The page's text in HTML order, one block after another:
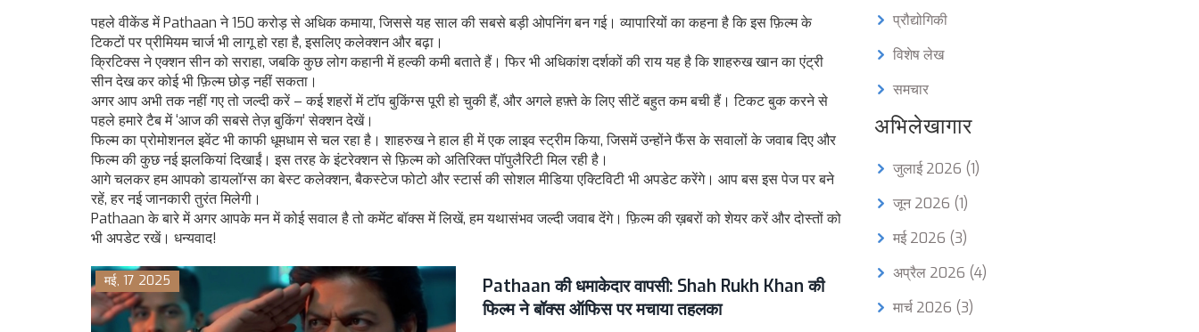
पहले वीकेंड में Pathaan ने 150 करोड़ से अधिक कमाया, जिससे यह साल की सबसे बड़ी ओपनिंग बन गई। व्यापारियों का कहना है कि इस फ़िल्म के
टिकटों पर प्रीमियम चार्ज भी लागू हो रहा है, इसलिए कलेक्शन और बढ़ा।
क्रिटिक्स ने एक्शन सीन को सराहा, जबकि कुछ लोग कहानी में हल्की कमी बताते हैं। फिर भी अधिकांश दर्शकों की राय यह है कि शाहरुख खान का एंट्री
सीन देख कर कोई भी फ़िल्म छोड़ नहीं सकता।
अगर आप अभी तक नहीं गए तो जल्दी करें – कई शहरों में टॉप बुकिंग्स पूरी हो चुकी हैं, और अगले हफ़्ते के लिए सीटें बहुत कम बची हैं। टिकट बुक करने से
पहले हमारे टैब में ‘आज की सबसे तेज़ बुकिंग’ सेक्शन देखें।
फिल्म का प्रोमोशनल इवेंट भी काफी धूमधाम से चल रहा है। शाहरुख ने हाल ही में एक लाइव स्ट्रीम किया, जिसमें उन्होंने फैंस के सवालों के जवाब दिए और
फिल्म की कुछ नई झलकियां दिखाईं। इस तरह के इंटरेक्शन से फ़िल्म को अतिरिक्त पॉपुलैरिटी मिल रही है।
आगे चलकर हम आपको डायलॉग्स का बेस्ट कलेक्शन, बैकस्टेज फोटो और स्टार्स की सोशल मीडिया एक्टिविटी भी अपडेट करेंगे। आप बस इस पेज पर बने
रहें, हर नई जानकारी तुरंत मिलेगी।
Pathaan के बारे में अगर आपके मन में कोई सवाल है तो कमेंट बॉक्स में लिखें, हम यथासंभव जल्दी जवाब देंगे। फ़िल्म की ख़बरों को शेयर करें और दोस्तों को
भी अपडेट रखें। धन्यवाद!
मई, 17 2025
Pathaan की धमाकेदार वापसी: Shah Rukh Khan की
फिल्म ने बॉक्स ऑफिस पर मचाया तहलका
प्रौद्योगिकी
विशेष लेख
समचार
अभिलेखागार
जुलाई 2026 (1)
जून 2026 (1)
मई 2026 (3)
अप्रैल 2026 (4)
मार्च 2026 (3)